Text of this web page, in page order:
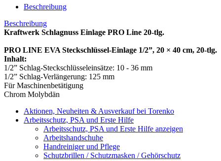
Beschreibung
Beschreibung
Kraftwerk Schlagnuss Einlage PRO Line 20-tlg.
PRO LINE EVA Steckschlüssel-Einlage 1/2”, 20 × 40 cm, 20-tlg.
Inhalt:
1/2” Schlag-Steckschlüsseleinsätze: 10 - 36 mm
1/2” Schlag-Verlängerung: 125 mm
Für Maschinenbetätigung
Chrom Molybdän
Aktionen, Neuheiten & Ausverkauf bei Torenko
Arbeitsschutz, PSA und Erste Hilfe
Arbeitsschutz, PSA und Erste Hilfe anzeigen
Arbeitshandschuhe
Handreiniger und Pflege
Schutzbrillen / Schutzmasken / Gehörschutz